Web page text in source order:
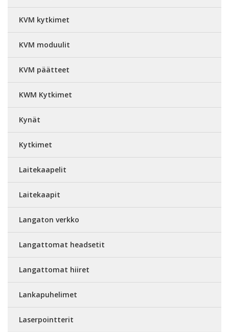
KVM kytkimet
KVM moduulit
KVM päätteet
KWM Kytkimet
Kynät
Kytkimet
Laitekaapelit
Laitekaapit
Langaton verkko
Langattomat headsetit
Langattomat hiiret
Lankapuhelimet
Laserpointterit